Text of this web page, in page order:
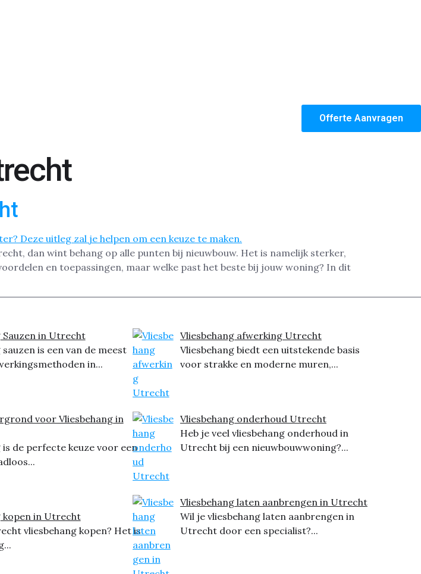
Offerte Aanvragen
dan wint behang op alle punten bij nieuwbouw. Het is namelijk sterker,
en toepassingen, maar welke past het beste bij jouw woning? In dit
Sauzen in Utrecht
sauzen is een van de meest
in...
voor Vliesbehang in
is de perfecte keuze voor een
kopen in Utrecht
vliesbehang kopen? Het is
Vliesbehang afwerking Utrecht
Vliesbehang biedt een uitstekende basis
voor strakke en moderne muren,...
Vliesbehang onderhoud Utrecht
Heb je veel vliesbehang onderhoud in
Utrecht bij een nieuwbouwwoning?...
Vliesbehang laten aanbrengen in Utrecht
Wil je vliesbehang laten aanbrengen in
Utrecht door een specialist?...